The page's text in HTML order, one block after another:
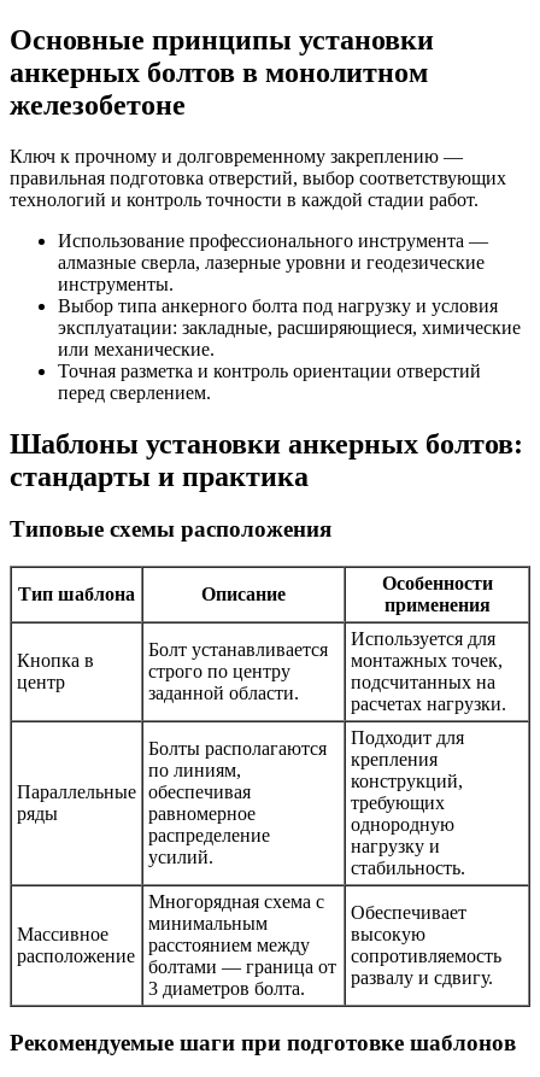
Основные принципы установки
анкерных болтов в монолитном
железобетоне
Ключ к прочному и долговременному закреплению —
правильная подготовка отверстий, выбор соответствующих
технологий и контроль точности в каждой стадии работ.
Использование профессионального инструмента —
алмазные сверла, лазерные уровни и геодезические
инструменты.
Выбор типа анкерного болта под нагрузку и условия
эксплуатации: закладные, расширяющиеся, химические
или механические.
Точная разметка и контроль ориентации отверстий
перед сверлением.
Шаблоны установки анкерных болтов:
стандарты и практика
Типовые схемы расположения
Тип шаблона Описание
Особенности
применения
Кнопка в
центр
Болт устанавливается
строго по центру
заданной области.
Используется для
монтажных точек,
подсчитанных на
расчетах нагрузки.
Параллельные
ряды
Болты располагаются
по линиям,
обеспечивая
равномерное
распределение
усилий.
Подходит для
крепления
конструкций,
требующих
однородную
нагрузку и
стабильность.
Массивное
расположение
Многорядная схема с
минимальным
расстоянием между
болтами — граница от
3 диаметров болта.
Обеспечивает
высокую
сопротивляемость
развалу и сдвигу.
Рекомендуемые шаги при подготовке шаблонов